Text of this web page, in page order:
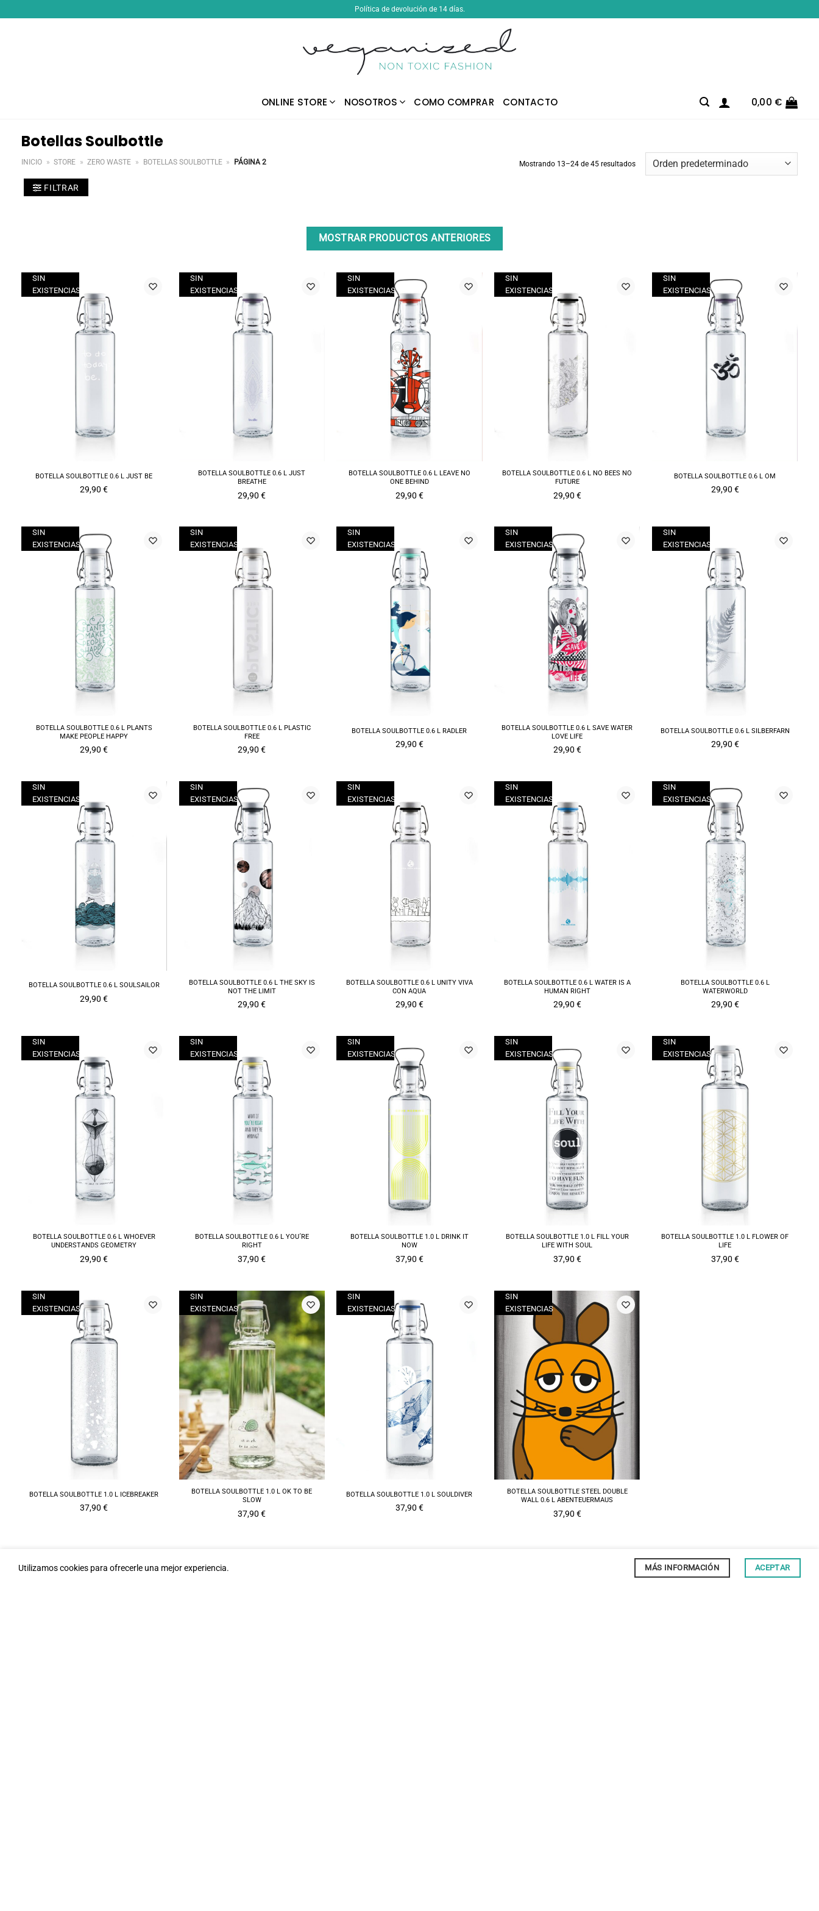
al
Política de devolución de 14 días.
ONLINE STORE NOSOTROS COMO COMPRAR CONTACTO 0,00 €
Botellas Soulbottle
INICIO » STORE » ZERO WASTE » BOTELLAS SOULBOTTLE » PÁGINA 2
FILTRAR
Mostrando 13–24 de 45 resultados
MOSTRAR PRODUCTOS ANTERIORES
SIN
EXISTENCIAS
BOTELLA SOULBOTTLE 0.6 L JUST BE
29,90€
SIN
EXISTENCIAS
BOTELLA SOULBOTTLE 0.6 L JUST
BREATHE
29,90€
SIN
EXISTENCIAS
BOTELLA SOULBOTTLE 0.6 L LEAVE NO
ONE BEHIND
29,90 €
SIN
EXISTENCIAS
BOTELLA SOULBOTTLE 0.6 L NO BEES NO
FUTURE
29,90 €
SIN
EXISTENCIAS
BOTELLA SOULBOTTLE 0.6 L OM
29,90 €
SIN
EXISTENCIAS
BOTELLA SOULBOTTLE 0.6 L PLANTS
MAKE PEOPLE HAPPY
29,90€
SIN
EXISTENCIAS
BOTELLA SOULBOTTLE 0.6 L PLASTIC
FREE
29,90€
SIN
EXISTENCIAS
BOTELLA SOULBOTTLE 0.6 L RADLER
29,90 €
SIN
EXISTENCIAS
BOTELLA SOULBOTTLE 0.6 L SAVE WATER
LOVE LIFE
29,90 €
SIN
EXISTENCIAS
BOTELLA SOULBOTTLE 0.6 L SILBERFARN
29,90 €
SIN
EXISTENCIAS
BOTELLA SOULBOTTLE 0.6 L SOULSAILOR
29,90€
SIN
EXISTENCIAS
BOTELLA SOULBOTTLE 0.6 L THE SKY IS
NOT THE LIMIT
29,90€
SIN
EXISTENCIAS
BOTELLA SOULBOTTLE 0.6 L UNITY VIVA
CON AQUA
29,90 €
SIN
EXISTENCIAS
BOTELLA SOULBOTTLE 0.6 L WATER IS A
HUMAN RIGHT
29,90 €
SIN
EXISTENCIAS
BOTELLA SOULBOTTLE 0.6 L
WATERWORLD
29,90 €
SIN
EXISTENCIAS
BOTELLA SOULBOTTLE 0.6 L WHOEVER
UNDERSTANDS GEOMETRY
29,90€
SIN
EXISTENCIAS
BOTELLA SOULBOTTLE 0.6 L YOU´RE
RIGHT
37,90€
SIN
EXISTENCIAS
BOTELLA SOULBOTTLE 1.0 L DRINK IT
NOW
37,90 €
SIN
EXISTENCIAS
BOTELLA SOULBOTTLE 1.0 L FILL YOUR
LIFE WITH SOUL
37,90 €
SIN
EXISTENCIAS
BOTELLA SOULBOTTLE 1.0 L FLOWER OF
LIFE
37,90 €
SIN
EXISTENCIAS
BOTELLA SOULBOTTLE 1.0 L ICEBREAKER
37,90€
SIN
EXISTENCIAS
BOTELLA SOULBOTTLE 1.0 L OK TO BE
SLOW
37,90€
SIN
EXISTENCIAS
BOTELLA SOULBOTTLE 1.0 L SOULDIVER
37,90 €
SIN
EXISTENCIAS
BOTELLA SOULBOTTLE STEEL DOUBLE
WALL 0.6 L ABENTEUERMAUS
37,90 €
Utilizamos cookies para ofrecerle una mejor experiencia. MÁS INFORMACIÓN ACEPTAR